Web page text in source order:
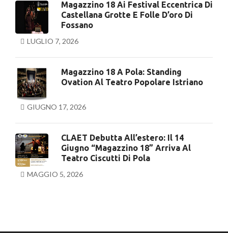
Magazzino 18 Ai Festival Eccentrica Di
Castellana Grotte E Folle D’oro Di
Fossano
LUGLIO 7, 2026
Magazzino 18 A Pola: Standing
Ovation Al Teatro Popolare Istriano
GIUGNO 17, 2026
CLAET Debutta All’estero: Il 14
Giugno “Magazzino 18” Arriva Al
Teatro Ciscutti Di Pola
MAGGIO 5, 2026